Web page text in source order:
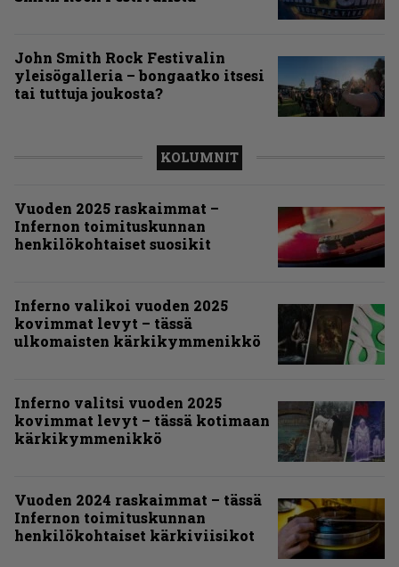
John Smith Rock Festivalin
yleisögalleria – bongaatko itsesi
tai tuttuja joukosta?
KOLUMNIT
Vuoden 2025 raskaimmat –
Infernon toimituskunnan
henkilökohtaiset suosikit
Inferno valikoi vuoden 2025
kovimmat levyt – tässä
ulkomaisten kärkikymmenikkö
Inferno valitsi vuoden 2025
kovimmat levyt – tässä kotimaan
kärkikymmenikkö
Vuoden 2024 raskaimmat – tässä
Infernon toimituskunnan
henkilökohtaiset kärkiviisikot